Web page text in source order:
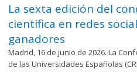
La sexta edición del
científica en redes
ganadores
Madrid, 16 de junio de 2026. La
de las Universidades Españolas